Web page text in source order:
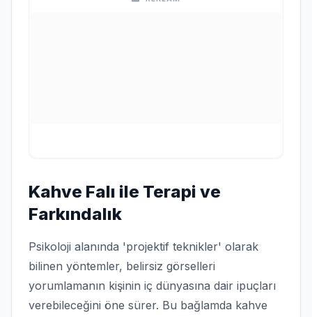
Kahve Falı ile Terapi ve
Farkındalık
Psikoloji alanında 'projektif teknikler' olarak
bilinen yöntemler, belirsiz görselleri
yorumlamanın kişinin iç dünyasına dair ipuçları
verebileceğini öne sürer. Bu bağlamda kahve